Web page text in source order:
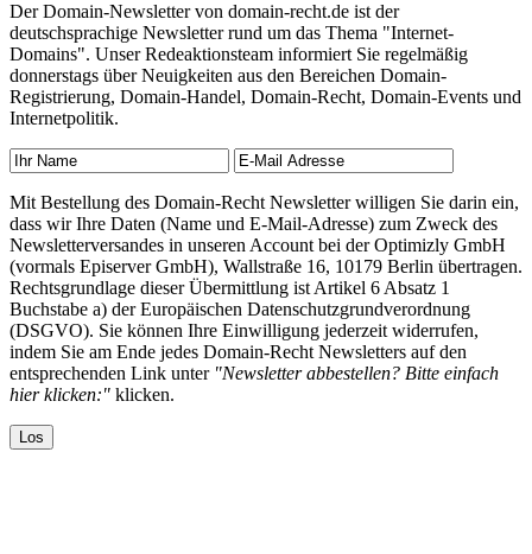
Der Domain-Newsletter von domain-recht.de ist der
deutschsprachige Newsletter rund um das Thema "Internet-
Domains". Unser Redeaktionsteam informiert Sie regelmäßig
donnerstags über Neuigkeiten aus den Bereichen Domain-
Registrierung, Domain-Handel, Domain-Recht, Domain-Events und
Internetpolitik.
Mit Bestellung des Domain-Recht Newsletter willigen Sie darin ein,
dass wir Ihre Daten (Name und E-Mail-Adresse) zum Zweck des
Newsletterversandes in unseren Account bei der Optimizly GmbH
(vormals Episerver GmbH), Wallstraße 16, 10179 Berlin übertragen.
Rechtsgrundlage dieser Übermittlung ist Artikel 6 Absatz 1
Buchstabe a) der Europäischen Datenschutzgrundverordnung
(DSGVO). Sie können Ihre Einwilligung jederzeit widerrufen,
indem Sie am Ende jedes Domain-Recht Newsletters auf den
entsprechenden Link unter "Newsletter abbestellen? Bitte einfach
hier klicken:" klicken.